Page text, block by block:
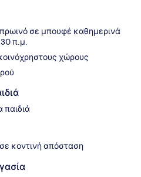
σε μπουφέ καθημερινά
π.μ.
χώρους
παιδιά
κοντινή απόσταση